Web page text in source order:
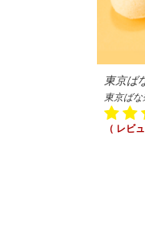
東京ば
東京ば
（ レビ